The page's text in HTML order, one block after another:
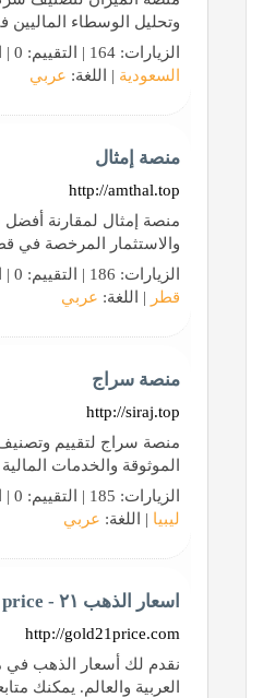
وتحليل الوسطاء الماليين
الزيارات: 164 | التقييم: 0 | المقيّمين: 0 | الدولة:
السعودية | اللغة: عربي
منصة إمثال
http://amthal.top
منصة إمثال لمقارنة
والاستثمار المرخصة في
الزيارات: 186 | التقييم: 0 | المقيّمين: 0 | الدولة:
قطر | اللغة: عربي
منصة سراج
http://siraj.top
منصة سراج لتقييم
الموثوقة والخدمات
الزيارات: 185 | التقييم: 0 | المقيّمين: 0 | الدولة:
ليبيا | اللغة: عربي
اسعار الذهب ٢١ - Gold 21 price
http://gold21price.com
نقدم لك أسعار الذهب في
العربية والعالم. يمكنك